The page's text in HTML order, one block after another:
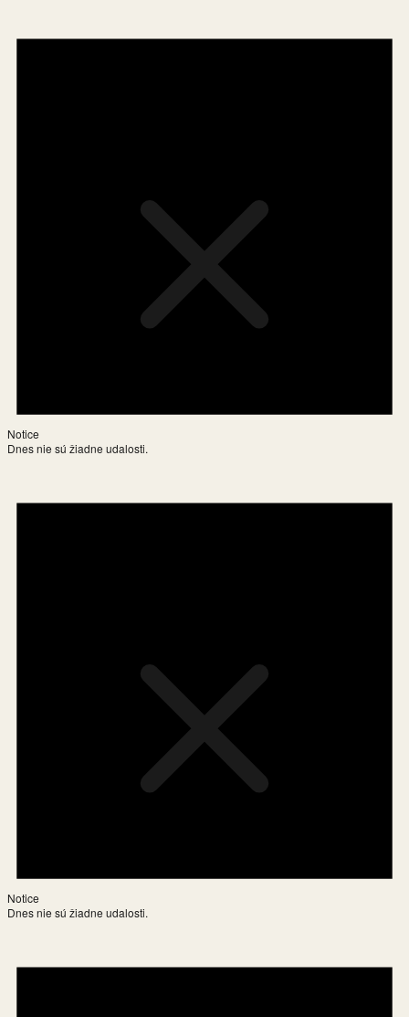
Notice
Dnes nie sú žiadne udalosti.
Notice
Dnes nie sú žiadne udalosti.